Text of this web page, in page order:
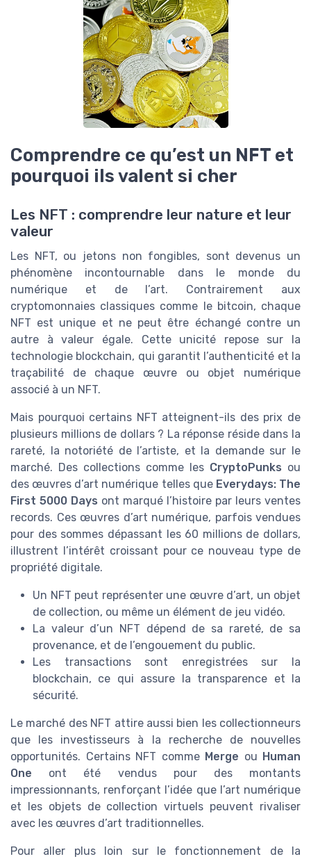
Comprendre ce qu’est un NFT et
pourquoi ils valent si cher
Les NFT : comprendre leur nature et leur
valeur
Les NFT, ou jetons non fongibles, sont devenus un
phénomène incontournable dans le monde du
numérique et de l’art. Contrairement aux
cryptomonnaies classiques comme le bitcoin, chaque
NFT est unique et ne peut être échangé contre un
autre à valeur égale. Cette unicité repose sur la
technologie blockchain, qui garantit l’authenticité et la
traçabilité de chaque œuvre ou objet numérique
associé à un NFT.
Mais pourquoi certains NFT atteignent-ils des prix de
plusieurs millions de dollars ? La réponse réside dans la
rareté, la notoriété de l’artiste, et la demande sur le
marché. Des collections comme les CryptoPunks ou
des œuvres d’art numérique telles que Everydays: The
First 5000 Days ont marqué l’histoire par leurs ventes
records. Ces œuvres d’art numérique, parfois vendues
pour des sommes dépassant les 60 millions de dollars,
illustrent l’intérêt croissant pour ce nouveau type de
propriété digitale.
Un NFT peut représenter une œuvre d’art, un objet
de collection, ou même un élément de jeu vidéo.
La valeur d’un NFT dépend de sa rareté, de sa
provenance, et de l’engouement du public.
Les transactions sont enregistrées sur la
blockchain, ce qui assure la transparence et la
sécurité.
Le marché des NFT attire aussi bien les collectionneurs
que les investisseurs à la recherche de nouvelles
opportunités. Certains NFT comme Merge ou Human
One ont été vendus pour des montants
impressionnants, renforçant l’idée que l’art numérique
et les objets de collection virtuels peuvent rivaliser
avec les œuvres d’art traditionnelles.
Pour aller plus loin sur le fonctionnement de la